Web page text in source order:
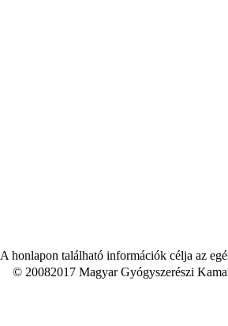
A honlapon található információk célja az
© 20082017 Magyar Gyógyszerészi